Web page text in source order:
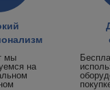
мы
на